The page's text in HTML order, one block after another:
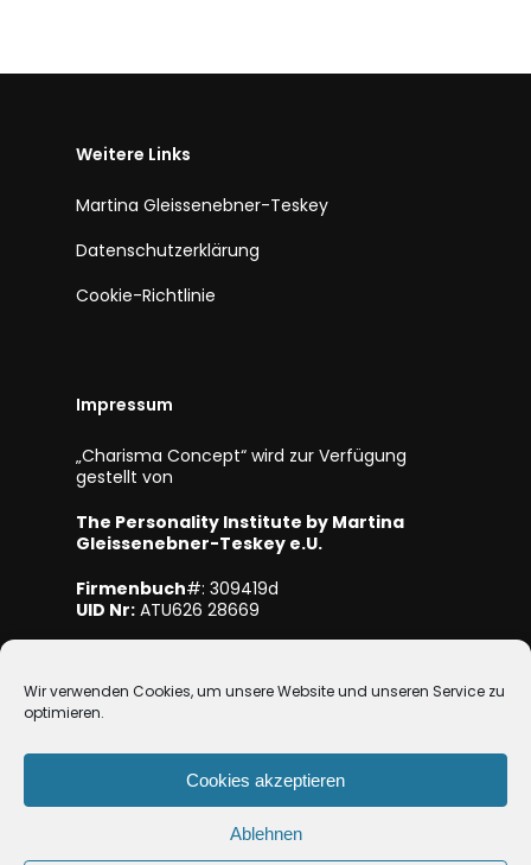
Wir verwenden Cookies, um unsere Website und unseren Service zu
optimieren.
Cookies akzeptieren
Ablehnen
Weitere Links
Martina Gleissenebner-Teskey
Datenschutzerklärung
Cookie-Richtlinie
Impressum
„Charisma Concept“ wird zur Verfügung
gestellt von
The Personality Institute by Martina
Gleissenebner-Teskey e.U.
Firmenbuch#: 309419d
UID Nr: ATU626 28669
© 2026 Charisma-Concept.